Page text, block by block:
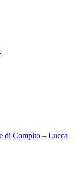
di Compito – Lucca